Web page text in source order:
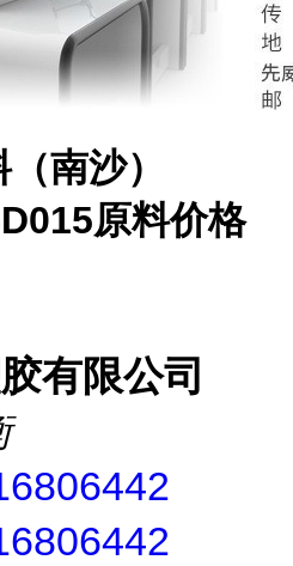
南沙）
原料价格
有限公司